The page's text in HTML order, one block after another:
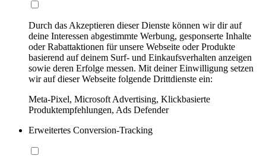
Durch das Akzeptieren dieser Dienste können wir dir auf
deine Interessen abgestimmte Werbung, gesponserte Inhalte
oder Rabattaktionen für unsere Webseite oder Produkte
basierend auf deinem Surf- und Einkaufsverhalten anzeigen
sowie deren Erfolge messen. Mit deiner Einwilligung setzen
wir auf dieser Webseite folgende Drittdienste ein:
Meta-Pixel, Microsoft Advertising, Klickbasierte
Produktempfehlungen, Ads Defender
Erweitertes Conversion-Tracking